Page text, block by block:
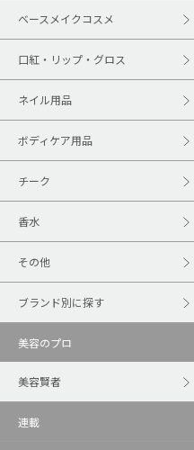
ベースメイクコスメ
口紅・リップ・グロス
ネイル用品
ボディケア用品
チーク
香水
その他
ブランド別に探す
美容のプロ
美容賢者
連載